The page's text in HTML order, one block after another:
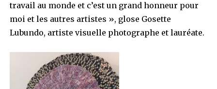
travail au monde et c’est un grand honneur pour
moi et les autres artistes », glose Gosette
Lubundo, artiste visuelle photographe et lauréate.